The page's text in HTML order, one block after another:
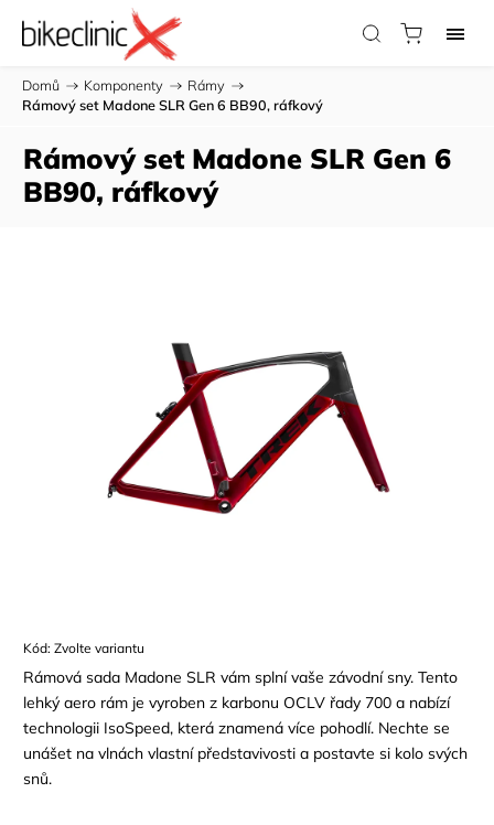
Domů / Komponenty / Rámy /
Rámový set Madone SLR Gen 6 BB90, ráfkový
Rámový set Madone SLR Gen 6
BB90, ráfkový
Kód: Zvolte variantu
Rámová sada Madone SLR vám splní vaše závodní sny. Tento
lehký aero rám je vyroben z karbonu OCLV řady 700 a nabízí
technologii IsoSpeed, která znamená více pohodlí. Nechte se
unášet na vlnách vlastní představivosti a postavte si kolo svých
snů.